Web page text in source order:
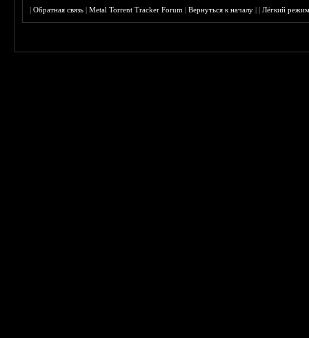
|Обратная связь |Metal Torrent Tracker Forum |Вернуться к началу ||Лёгкий